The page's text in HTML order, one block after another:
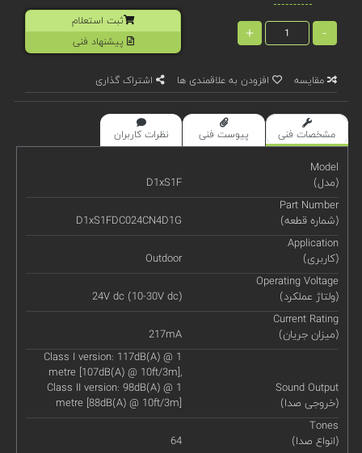
-
+
ثبت استعلام
پیشنهاد فنی
مقایسه افزودن به علاقمندی ها اشتراک گذاری
مشخصات فنی پیوست فنی نظرات کاربران
Model
(مدل)
D1xS1F
Part Number
(شماره قطعه)
D1xS1FDC024CN4D1G
Application
(کاربری)
Outdoor
Operating Voltage
(ولتاژ عملکرد)
24V dc (10-30V dc)
Current Rating
(میزان جریان)
217mA
Sound Output
(خروجی صدا)
Class I version: 117dB(A) @ 1
metre [107dB(A) @ 10ft/3m],
Class II version: 98dB(A) @ 1
metre [88dB(A) @ 10ft/3m]
Tones
(انواع صدا)
64